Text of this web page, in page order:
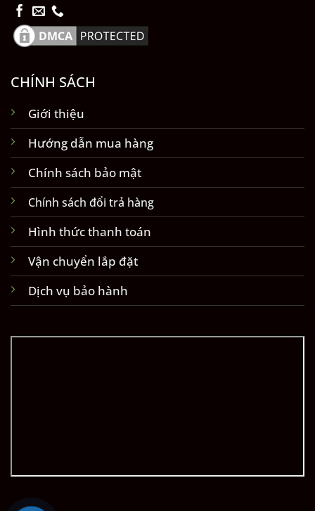
CHÍNH SÁCH
Giới thiệu
Hướng dẫn mua hàng
Chính sách bảo mật
Chính sách đổi trả hàng
Hình thức thanh toán
Vận chuyển lắp đặt
Dịch vụ bảo hành